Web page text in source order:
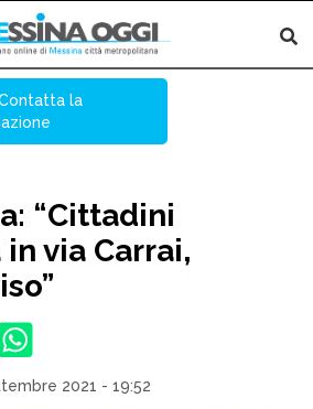
la
“Cittadini
in via Carrai,
2021 - 19:52